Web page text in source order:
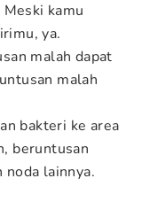
kamu
ya.
malah dapat
malah
bakteri ke area
beruntusan
lainnya.